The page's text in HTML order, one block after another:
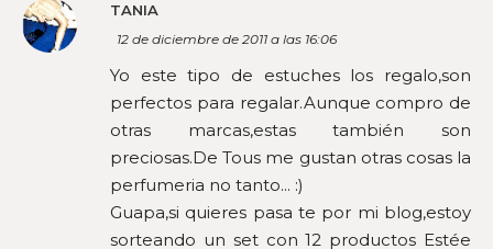
TANIA
12 de diciembre de 2011 a las 16:06
Yo este tipo de estuches los regalo,son
perfectos para regalar.Aunque compro de
otras marcas,estas también son
preciosas.De Tous me gustan otras cosas la
perfumeria no tanto... :)
Guapa,si quieres pasa te por mi blog,estoy
sorteando un set con 12 productos Estée